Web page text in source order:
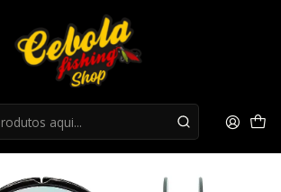
Multifilamento
Moss Jam 135mts + Tesoura (oferta)